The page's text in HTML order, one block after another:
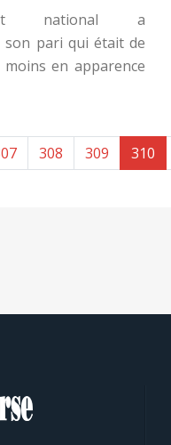
national a
son pari qui était de
en apparence
308 309 310